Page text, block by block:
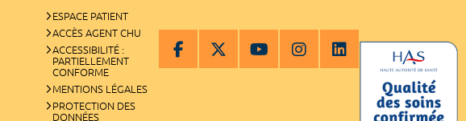
ESPACE PATIENT
ACCÈS AGENT CHU
ACCESSIBILITÉ :
PARTIELLEMENT
CONFORME
MENTIONS LÉGALES
PROTECTION DES
DONNÉES